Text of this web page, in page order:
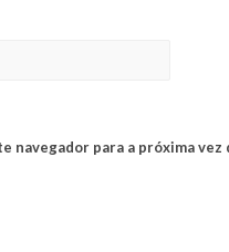
navegador para a próxima vez